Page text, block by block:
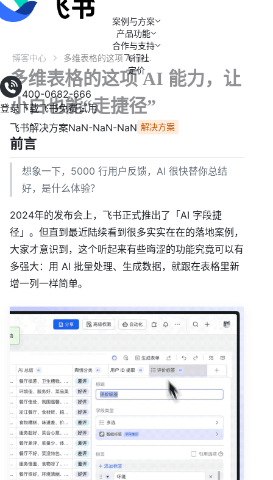
案例与方案
产品功能
合作与支持
飞行社
定价
400-0682-666
登录下载飞书免费试用
博客中心 多维表格的这项 AI 能力，让小白也能“走捷径”
多维表格的这项 AI 能力，让
小白也能“走捷径”
飞书解决方案NaN-NaN-NaN 解决方案
前言
想象一下，5000 行用户反馈，AI 很快替你总结
好，是什么体验？
2024年的发布会上，飞书正式推出了「AI 字段捷
径」。但直到最近陆续看到很多实实在在的落地案例，
大家才意识到，这个听起来有些晦涩的功能究竟可以有
多强大：用 AI 批量处理、生成数据，就跟在表格里新
增一列一样简单。